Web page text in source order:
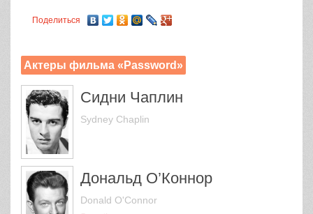
Поделиться
Актеры фильма «Password»
Сидни Чаплин
Sydney Chaplin
Дональд О’Коннор
Donald O'Connor